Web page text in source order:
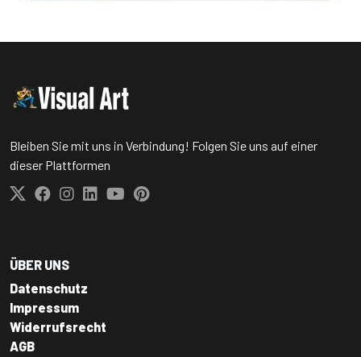
Bleiben Sie mit uns in Verbindung! Folgen Sie uns auf einer
dieser Plattformen
ÜBER UNS
Datenschutz
Impressum
Widerrufsrecht
AGB